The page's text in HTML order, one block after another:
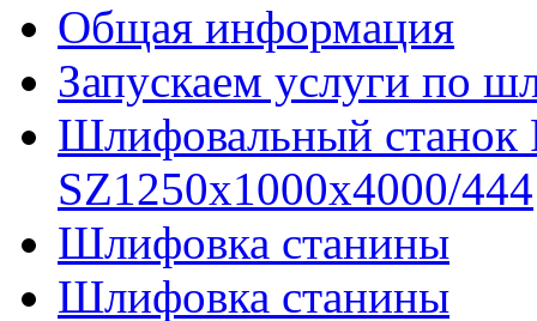
Общая информация
Запускаем услуги по
Шлифовальный
SZ1250x1000x4000/444
Шлифовка станины
Шлифовка станины